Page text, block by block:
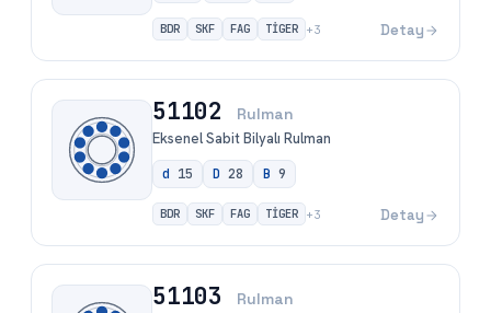
BDR SKF FAG TİGER +3 Detay
51102 Rulman
Eksenel Sabit Bilyalı Rulman
d 15 D 28 B 9
BDR SKF FAG TİGER +3 Detay
51103 Rulman